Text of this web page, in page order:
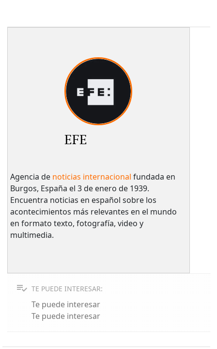
EFE
Agencia de noticias internacional fundada en
Burgos, España el 3 de enero de 1939.
Encuentra noticias en español sobre los
acontecimientos más relevantes en el mundo
en formato texto, fotografía, video y
multimedia.
TE PUEDE INTERESAR:
Te puede interesar
Te puede interesar